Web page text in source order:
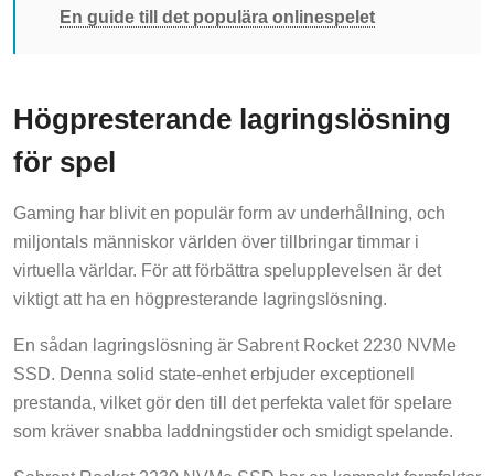
En guide till det populära onlinespelet
Högpresterande lagringslösning
för spel
Gaming har blivit en populär form av underhållning, och
miljontals människor världen över tillbringar timmar i
virtuella världar. För att förbättra spelupplevelsen är det
viktigt att ha en högpresterande lagringslösning.
En sådan lagringslösning är Sabrent Rocket 2230 NVMe
SSD. Denna solid state-enhet erbjuder exceptionell
prestanda, vilket gör den till det perfekta valet för spelare
som kräver snabba laddningstider och smidigt spelande.